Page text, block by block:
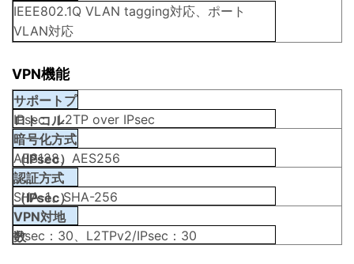
IEEE802.1Q VLAN tagging対応、ポート
VLAN対応
VPN機能
サポートプ
ロトコル
IPsec、L2TP over IPsec
暗号化方式
（IPsec）
AES128、AES256
認証方式
（IPsec）
SHA-1、SHA-256
VPN対地
数
IPsec：30、L2TPv2/IPsec：30